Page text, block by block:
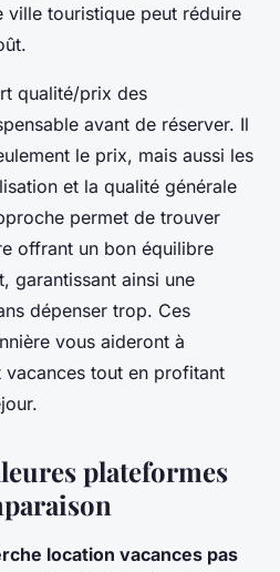
ville touristique peut réduire
qualité/prix des
avant de réserver. Il
le prix, mais aussi les
et la qualité générale
permet de trouver
offrant un bon équilibre
garantissant ainsi une
dépenser trop. Ces
vous aideront à
tout en profitant
plateformes
location vacances pas